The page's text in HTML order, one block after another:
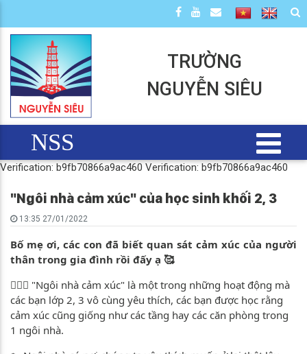
TRƯỜNG
NGUYỄN SIÊU
NSS
Verification: b9fb70866a9ac460 Verification: b9fb70866a9ac460
"Ngôi nhà cảm xúc" của học sinh khối 2, 3
13:35 27/01/2022
Bố mẹ ơi, các con đã biết quan sát cảm xúc của người
thân trong gia đình rồi đấy ạ 🥰
🙆🏻‍♀️ "Ngôi nhà cảm xúc" là một trong những hoạt động mà
các bạn lớp 2, 3 vô cùng yêu thích, các bạn được học rằng
cảm xúc cũng giống như các tầng hay các căn phòng trong
1 ngôi nhà.